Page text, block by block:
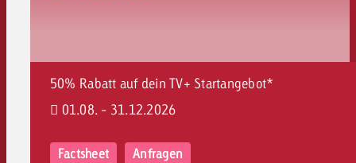
50% Rabatt auf dein TV+ Startangebot*
01.08. - 31.12.2026
Factsheet Anfragen